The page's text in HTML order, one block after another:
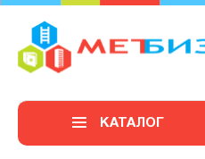
0
КАТАЛОГ